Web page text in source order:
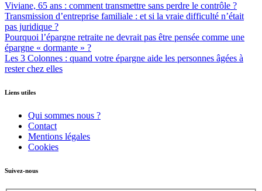
Viviane, 65 ans : comment transmettre sans perdre le contrôle ?
Transmission d’entreprise familiale : et si la vraie difficulté n’était
pas juridique ?
Pourquoi l’épargne retraite ne devrait pas être pensée comme une
épargne « dormante » ?
Les 3 Colonnes : quand votre épargne aide les personnes âgées à
rester chez elles
Liens utiles
Qui sommes nous ?
Contact
Mentions légales
Cookies
Suivez-nous